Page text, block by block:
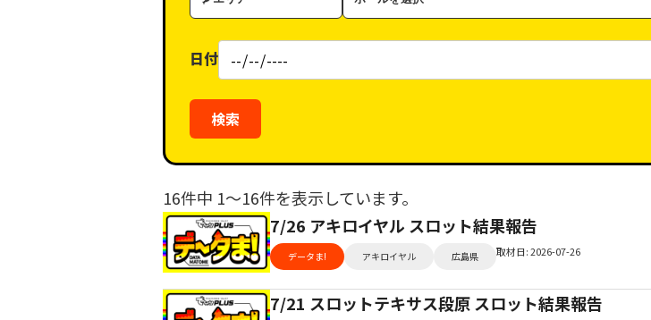
ゴ
ー
リ
ー
グ）
日付
検索
16件中 1〜16件を表示しています。
7/26 アキロイヤル スロット結果報告
データま! アキロイヤル 広島県 取材日: 2026-07-26
7/21 スロットテキサス段原 スロット結果報告